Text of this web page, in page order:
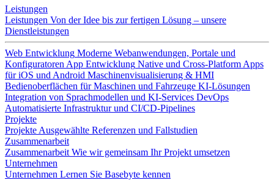
Leistungen
Leistungen Von der Idee bis zur fertigen Lösung – unsere
Dienstleistungen
Web Entwicklung Moderne Webanwendungen, Portale und
Konfiguratoren App Entwicklung Native und Cross-Platform Apps
für iOS und Android Maschinenvisualisierung & HMI
Bedienoberflächen für Maschinen und Fahrzeuge KI-Lösungen
Integration von Sprachmodellen und KI-Services DevOps
Automatisierte Infrastruktur und CI/CD-Pipelines
Projekte
Projekte Ausgewählte Referenzen und Fallstudien
Zusammenarbeit
Zusammenarbeit Wie wir gemeinsam Ihr Projekt umsetzen
Unternehmen
Unternehmen Lernen Sie Basebyte kennen